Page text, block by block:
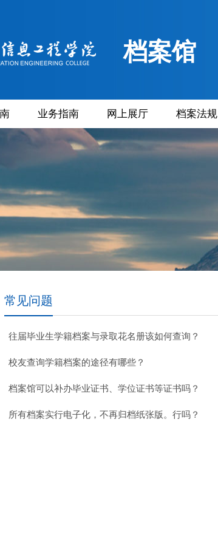
档案馆
业务指南 网上展厅 档案法规
常见问题
往届毕业生学籍档案与录取花名册该如何查询？
校友查询学籍档案的途径有哪些？
档案馆可以补办毕业证书、学位证书等证书吗？
所有档案实行电子化，不再归档纸张版。行吗？